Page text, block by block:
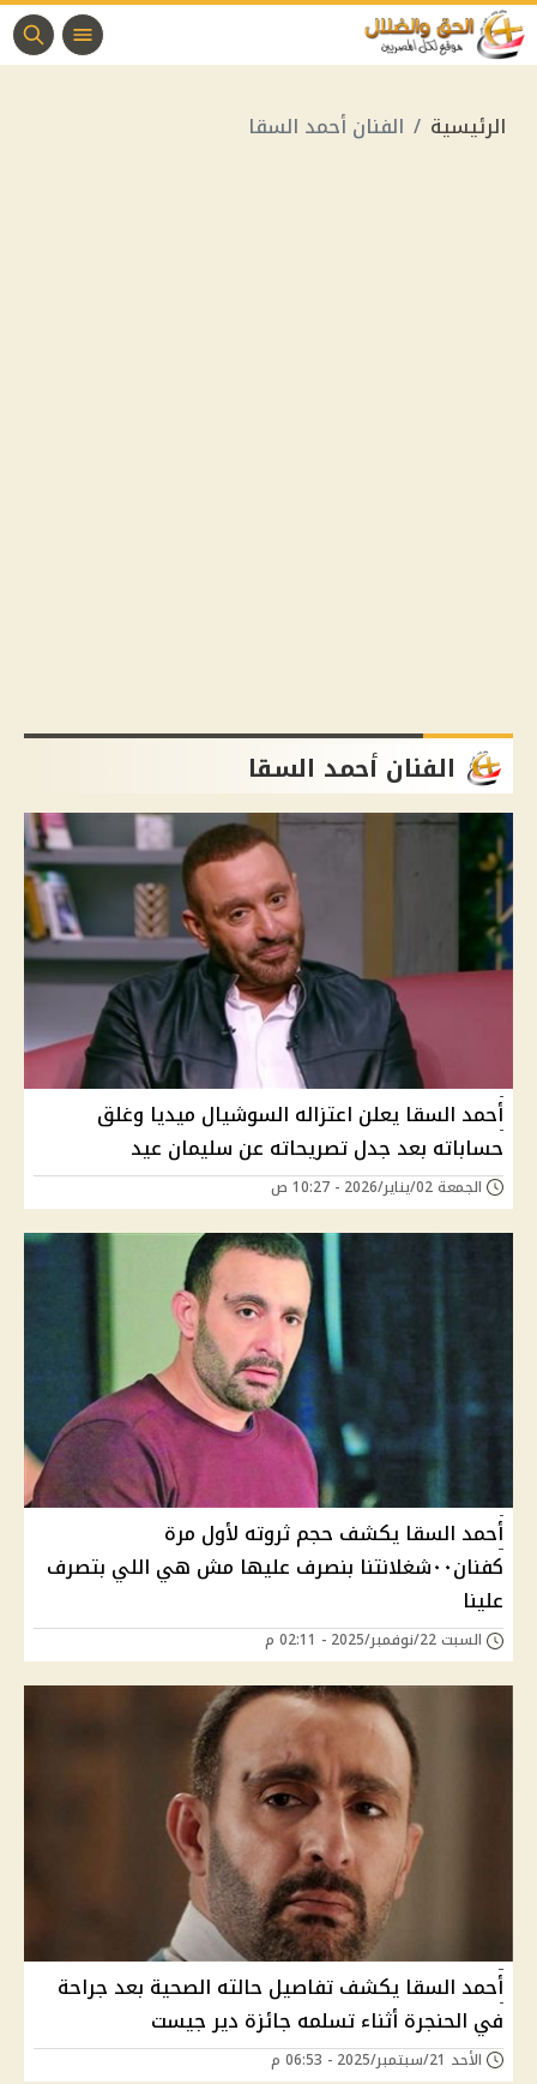
الرئيسية الفنان أحمد السقا
الفنان أحمد السقا
أحمد السقا يعلن اعتزاله السوشيال ميديا وغلق
حساباته بعد جدل تصريحاته عن سليمان عيد
الجمعة 02/يناير/2026 - 10:27 ص
أحمد السقا يكشف حجم ثروته لأول مرة
كفنان٠٠شغلانتنا بنصرف عليها مش هي اللي بتصرف
علينا
السبت 22/نوفمبر/2025 - 02:11 م
أحمد السقا يكشف تفاصيل حالته الصحية بعد جراحة
في الحنجرة أثناء تسلمه جائزة دير جيست
الأحد 21/سبتمبر/2025 - 06:53 م